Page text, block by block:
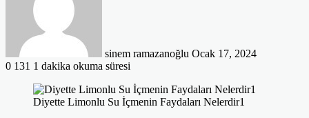
sinem ramazanoğlu Ocak 17, 2024
0 131 1 dakika okuma süresi
Diyette Limonlu Su İçmenin Faydaları Nelerdir1